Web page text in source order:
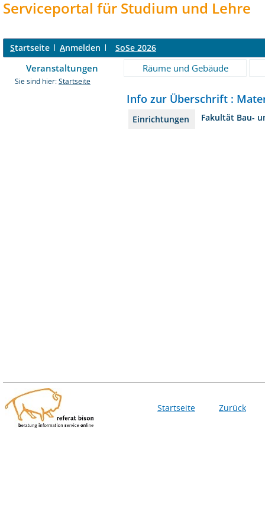
Serviceportal für Studium und Lehre
Startseite Anmelden SoSe 2026
Veranstaltungen Räume und Gebäude
Sie sind hier: Startseite
Info zur Überschrift :
Einrichtungen Fakultät Bau-
Startseite Zurück